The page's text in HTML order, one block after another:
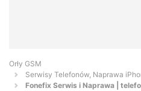
Orły GSM
Serwisy Telefonów, Naprawa
Fonefix Serwis i Naprawa |